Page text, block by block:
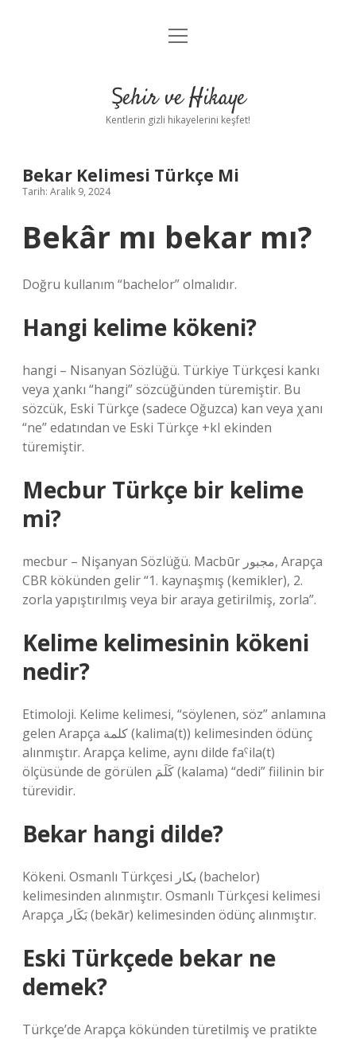
Anasayfa
Yasal Uyarı
menüyü
Şehir ve Hikaye
Kentlerin gizli hikayelerini keşfet!
Bekar Kelimesi Türkçe Mi
Tarih: Aralık 9, 2024
Bekâr mı bekar mı?
Doğru kullanım “bachelor” olmalıdır.
Hangi kelime kökeni?
hangi – Nisanyan Sözlüğü. Türkiye Türkçesi kankı
veya χankı “hangi” sözcüğünden türemiştir. Bu
sözcük, Eski Türkçe (sadece Oğuzca) kan veya χanı
“ne” edatından ve Eski Türkçe +kI ekinden
türemiştir.
Mecbur Türkçe bir kelime
mi?
mecbur – Nişanyan Sözlüğü. Macbūr مجبور, Arapça
CBR kökünden gelir “1. kaynaşmış (kemikler), 2.
zorla yapıştırılmış veya bir araya getirilmiş, zorla”.
Kelime kelimesinin kökeni
nedir?
Etimoloji. Kelime kelimesi, “söylenen, söz” anlamına
gelen Arapça كلمة (kalima(t)) kelimesinden ödünç
alınmıştır. Arapça kelime, aynı dilde faˁila(t)
ölçüsünde de görülen كَلَمَ (kalama) “dedi” fiilinin bir
türevidir.
Bekar hangi dilde?
Kökeni. Osmanlı Türkçesi بكار‎ (bachelor)
kelimesinden alınmıştır. Osmanlı Türkçesi kelimesi
Arapça بَكَار‎ (bekār) kelimesinden ödünç alınmıştır.
Eski Türkçede bekar ne
demek?
Türkçe’de Arapça kökünden türetilmiş ve pratikte